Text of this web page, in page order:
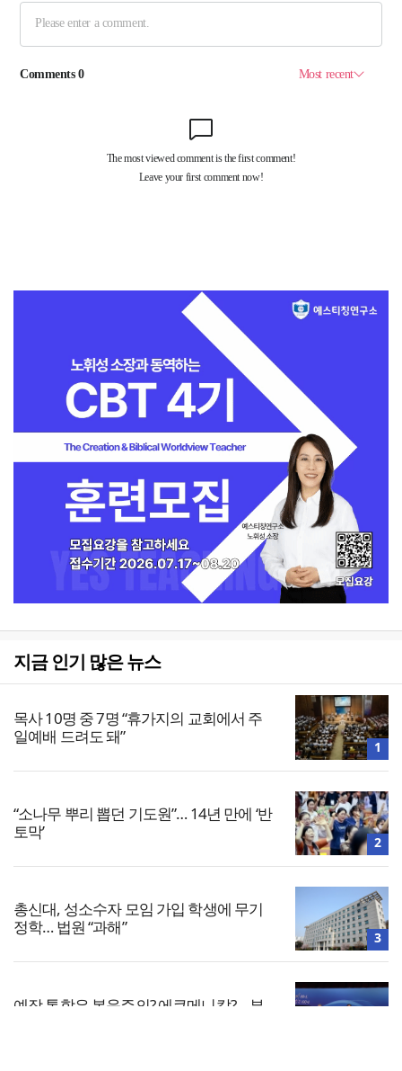
지금 인기 많은 뉴스
목사 10명 중 7명 “휴가지의 교회에서 주
일예배 드려도 돼”
1
“소나무 뿌리 뽑던 기도원”… 14년 만에 ‘반
토막’
2
총신대, 성소수자 모임 가입 학생에 무기
정학… 법원 “과해”
3
예장 통합은 복음주의? 에큐메니칼?… 부